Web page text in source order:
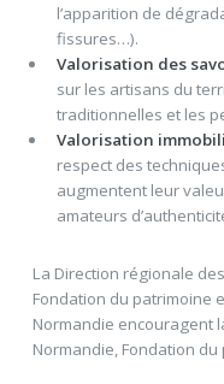
l’apparition de
fissures…).
Valorisation des
sur les artisans du
traditionnelles et les
Valorisation
respect des
augmentent leur
amateurs
La Direction régionale
Fondation du patrimoine
Normandie encouragent
Normandie, Fondation du